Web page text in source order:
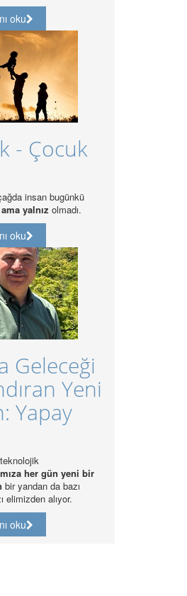
oku
- Çocuk
insan bugünkü
yalnız olmadı.
oku
Geleceği
Yeni
Yapay
her gün yeni bir
bir yandan da bazı
elimizden alıyor.
oku